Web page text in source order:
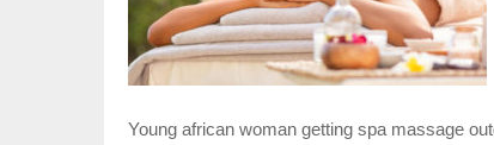
Young african woman getting spa massage